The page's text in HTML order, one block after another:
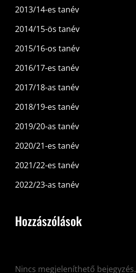
2013/14-es tanév
2014/15-ös tanév
2015/16-os tanév
2016/17-es tanév
2017/18-as tanév
2018/19-es tanév
2019/20-as tanév
2020/21-es tanév
2021/22-es tanév
2022/23-as tanév
Hozzászólások
Nincs megjeleníthető bejegyzés.